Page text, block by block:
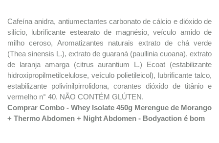
Cafeína anidra, antiumectantes carbonato de cálcio e dióxido de
silício, lubrificante estearato de magnésio, veículo amido de
milho ceroso, Aromatizantes naturais extrato de chá verde
(Thea sinensis L.), extrato de guaraná (paullinia cuoana), extrato
de laranja amarga (citrus aurantium L.) Ecoat (estabilizante
hidroxipropilmetilcelulose, veículo polietileicol), lubrificante talco,
estabilizante polivinilpirrolidona, corantes dióxido de titânio e
vermelho n° 40. NÃO CONTÉM GLÚTEN.
Comprar Combo - Whey Isolate 450g Merengue de Morango
+ Thermo Abdomen + Night Abdomen - Bodyaction é bom